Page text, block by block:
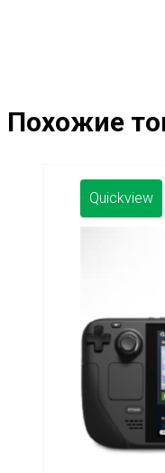
Похожие
Quickview